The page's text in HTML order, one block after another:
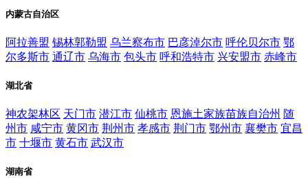
内蒙古自治区
阿拉善盟 锡林郭勒盟 乌兰察布市 巴彦淖尔市 呼伦贝尔市 鄂
尔多斯市 通辽市 乌海市 包头市 呼和浩特市 兴安盟市 赤峰市
湖北省
神农架林区 天门市 潜江市 仙桃市 恩施土家族苗族自治州 随
州市 咸宁市 黄冈市 荆州市 孝感市 荆门市 鄂州市 襄樊市 宜昌
市 十堰市 黄石市 武汉市
湖南省